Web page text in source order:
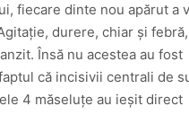
fiecare dinte nou apărut a
durere, chiar și febră,
Însă nu acestea au fost
că incisivii centrali de
4 măseluțe au ieșit direct